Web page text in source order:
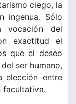
ciego, la
ingenua. Sólo
vocación del
exactitud el
que el deseo
ser humano,
elección entre
facultativa.